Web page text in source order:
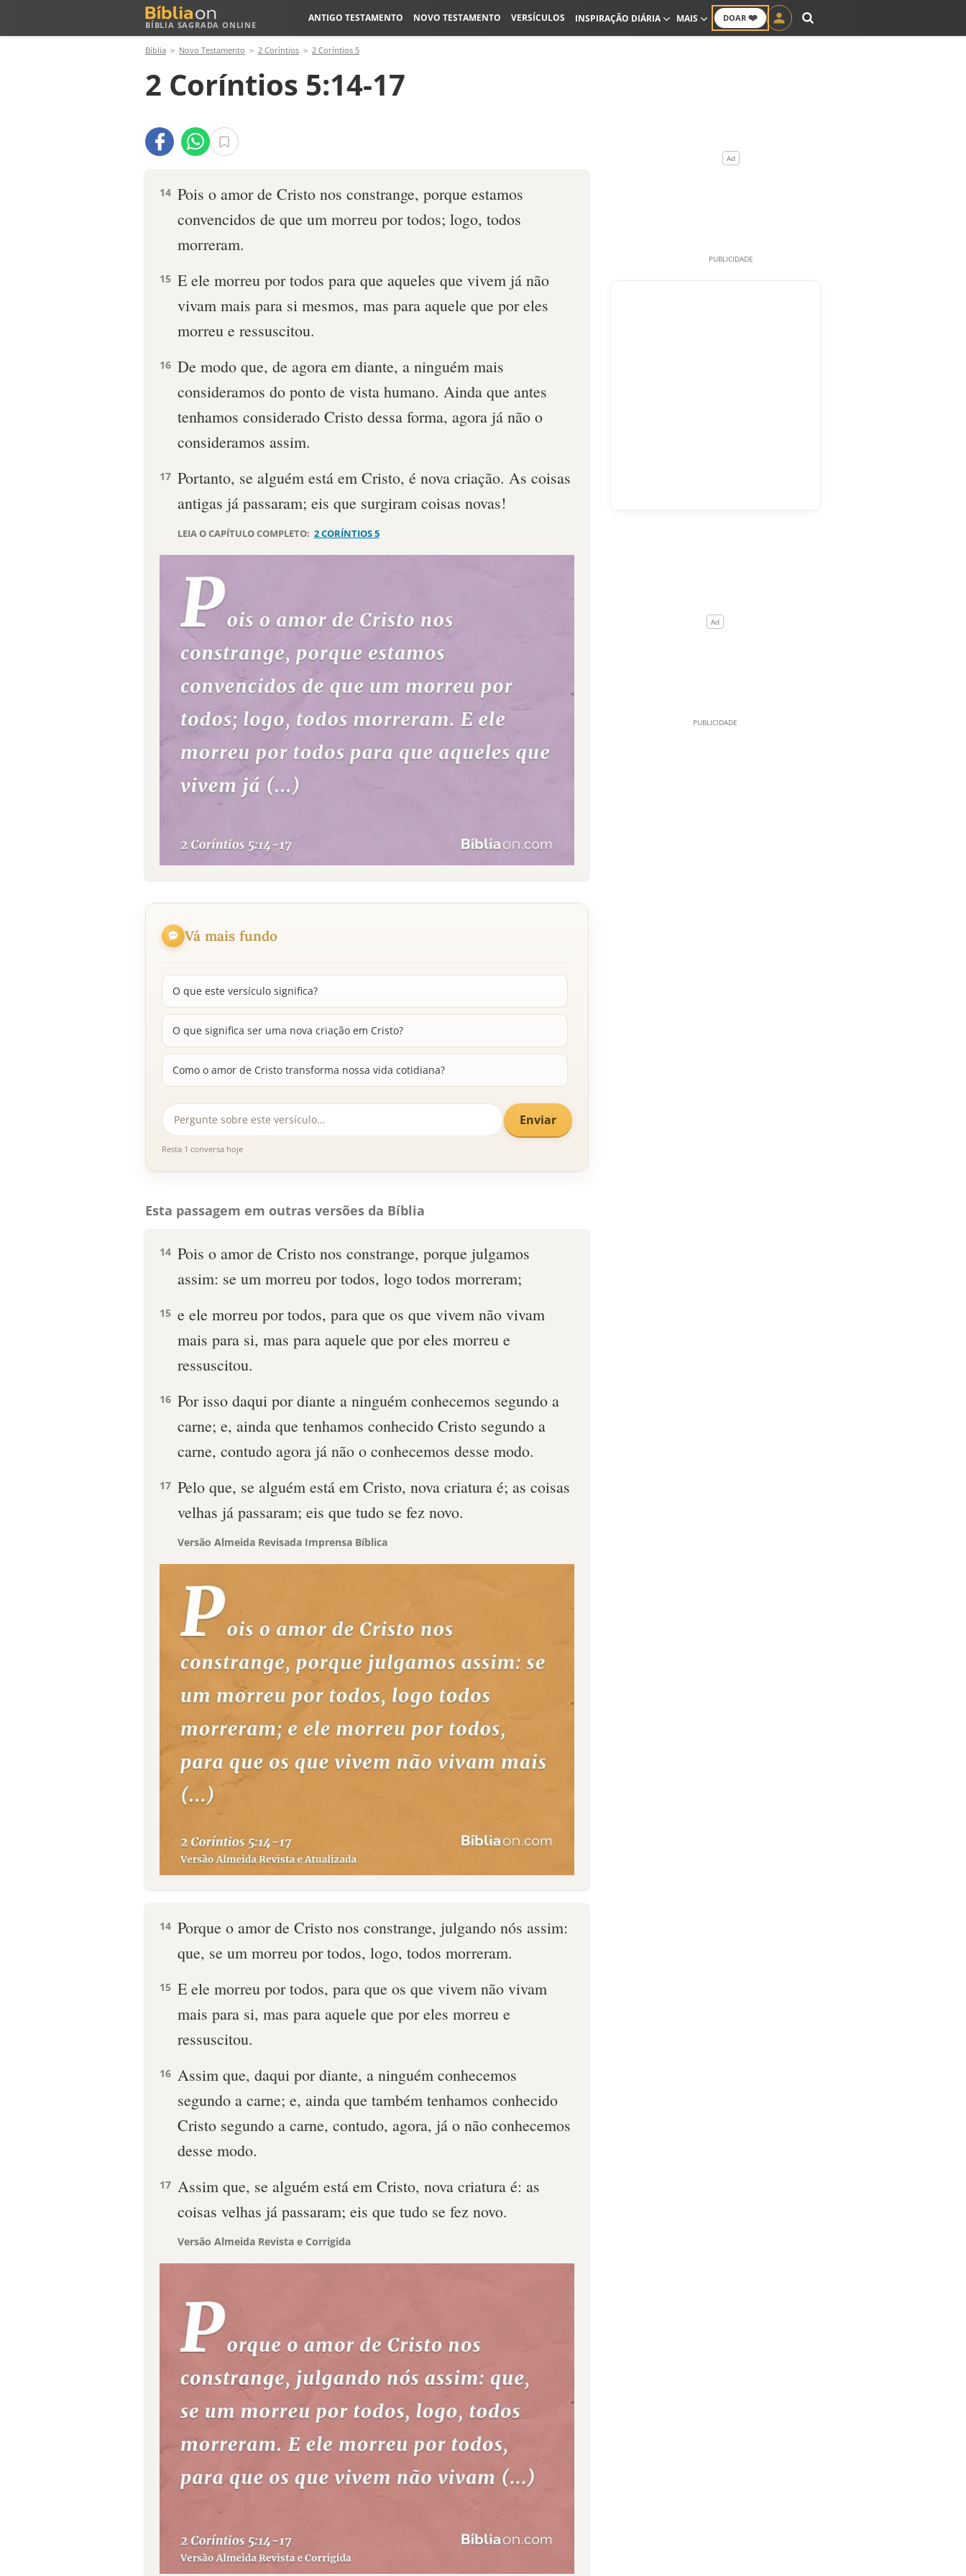
BÍBLIA SAGRADA ONLINE
DOAR ❤️
ANTIGO TESTAMENTO NOVO TESTAMENTO VERSÍCULOS INSPIRAÇÃO DIÁRIA MAIS
Bíblia Novo Testamento 2 Coríntios 2 Coríntios 5
2 Coríntios 5:14-17
14 Pois o amor de Cristo nos constrange, porque estamos
convencidos de que um morreu por todos; logo, todos
morreram.
15 E ele morreu por todos para que aqueles que vivem já não
vivam mais para si mesmos, mas para aquele que por eles
morreu e ressuscitou.
16 De modo que, de agora em diante, a ninguém mais
consideramos do ponto de vista humano. Ainda que antes
tenhamos considerado Cristo dessa forma, agora já não o
consideramos assim.
17 Portanto, se alguém está em Cristo, é nova criação. As coisas
antigas já passaram; eis que surgiram coisas novas!
LEIA O CAPÍTULO COMPLETO: 2 CORÍNTIOS 5
Vá mais fundo
O que este versículo significa?
O que significa ser uma nova criação em Cristo?
Como o amor de Cristo transforma nossa vida cotidiana?
Enviar
Resta 1 conversa hoje
Esta passagem em outras versões da Bíblia
14 Pois o amor de Cristo nos constrange, porque julgamos
assim: se um morreu por todos, logo todos morreram;
15 e ele morreu por todos, para que os que vivem não vivam
mais para si, mas para aquele que por eles morreu e
ressuscitou.
16 Por isso daqui por diante a ninguém conhecemos segundo a
carne; e, ainda que tenhamos conhecido Cristo segundo a
carne, contudo agora já não o conhecemos desse modo.
17 Pelo que, se alguém está em Cristo, nova criatura é; as coisas
velhas já passaram; eis que tudo se fez novo.
Versão Almeida Revisada Imprensa Bíblica
14 Porque o amor de Cristo nos constrange, julgando nós assim:
que, se um morreu por todos, logo, todos morreram.
15 E ele morreu por todos, para que os que vivem não vivam
mais para si, mas para aquele que por eles morreu e
ressuscitou.
16 Assim que, daqui por diante, a ninguém conhecemos
segundo a carne; e, ainda que também tenhamos conhecido
Cristo segundo a carne, contudo, agora, já o não conhecemos
desse modo.
17 Assim que, se alguém está em Cristo, nova criatura é: as
coisas velhas já passaram; eis que tudo se fez novo.
Versão Almeida Revista e Corrigida